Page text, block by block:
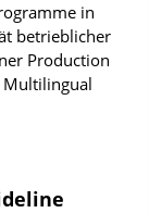
in
betrieblicher
Production
Multilingual